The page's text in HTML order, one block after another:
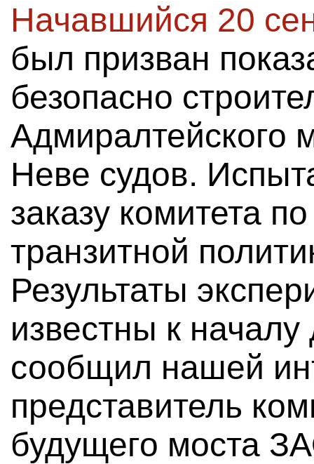
Начавшийся 20
был призван
безопасно
Адмиралтейского
Неве судов.
заказу комитета
транзитной
Результаты
известны к
сообщил нашей
представитель
будущего моста